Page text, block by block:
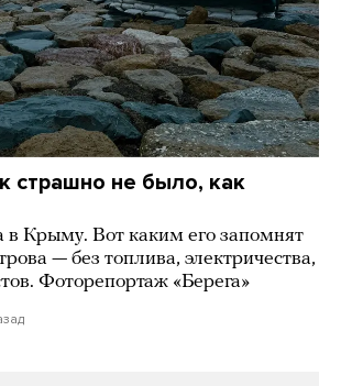
страшно не было, как
в Крыму. Вот каким его запомнят
— без топлива, электричества,
Фоторепортаж «Берега»